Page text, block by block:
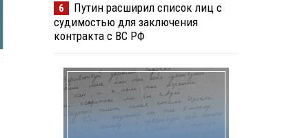
6
Путин расширил список лиц с
судимостью для заключения
контракта с ВС РФ